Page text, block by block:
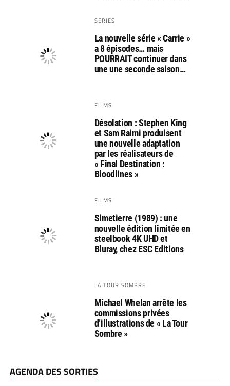
SERIES
La nouvelle série « Carrie »
a 8 épisodes… mais
POURRAIT continuer dans
une une seconde saison…
FILMS
Désolation : Stephen King
et Sam Raimi produisent
une nouvelle adaptation
par les réalisateurs de
« Final Destination :
Bloodlines »
FILMS
Simetierre (1989) : une
nouvelle édition limitée en
steelbook 4K UHD et
Bluray, chez ESC Editions
LA TOUR SOMBRE
Michael Whelan arrête les
commissions privées
d’illustrations de « La Tour
Sombre »
AGENDA DES SORTIES